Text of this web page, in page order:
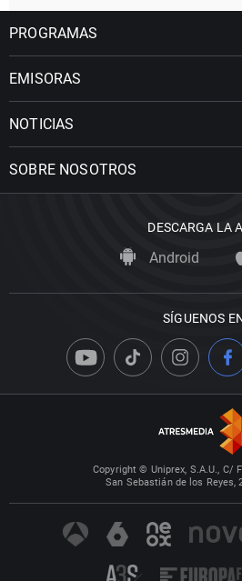
PROGRAMAS
EMISORAS
NOTICIAS
SOBRE NOSOTROS
DESCARGA LA
Android
SÍGUENOS
Copyright © Uniprex, S.A.U., C/
San Sebastián de los Reyes,